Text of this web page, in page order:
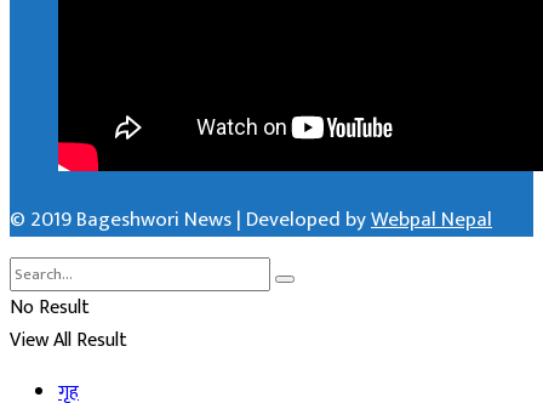
© 2019 Bageshwori News | Developed byWebpal Nepal
No Result
View All Result
गृह